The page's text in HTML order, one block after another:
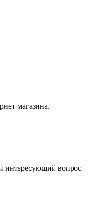
магазина.
интересующий вопрос